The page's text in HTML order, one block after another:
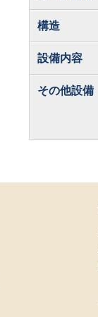
構造
設備内容
その他設備